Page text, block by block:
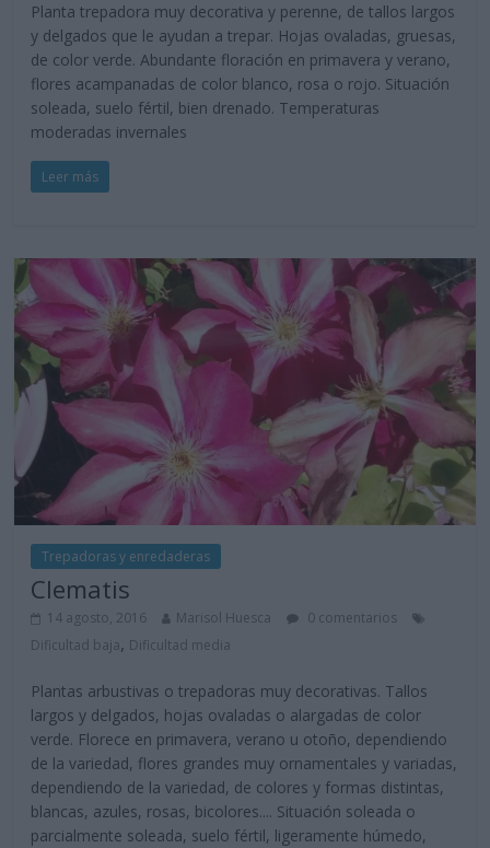
Planta trepadora muy decorativa y perenne, de tallos largos
y delgados que le ayudan a trepar. Hojas ovaladas, gruesas,
de color verde. Abundante floración en primavera y verano,
flores acampanadas de color blanco, rosa o rojo. Situación
soleada, suelo fértil, bien drenado. Temperaturas
moderadas invernales
Leer más
Trepadoras y enredaderas
Clematis
14 agosto, 2016 Marisol Huesca
0 comentarios
Dificultad baja, Dificultad media
Plantas arbustivas o trepadoras muy decorativas. Tallos
largos y delgados, hojas ovaladas o alargadas de color
verde. Florece en primavera, verano u otoño, dependiendo
de la variedad, flores grandes muy ornamentales y variadas,
dependiendo de la variedad, de colores y formas distintas,
blancas, azules, rosas, bicolores.... Situación soleada o
parcialmente soleada, suelo fértil, ligeramente húmedo,